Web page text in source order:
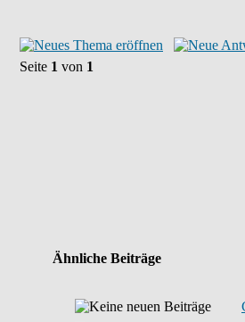
Seite 1 von 1
Ähnliche Beiträge